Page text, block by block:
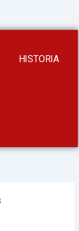
HISTORIA